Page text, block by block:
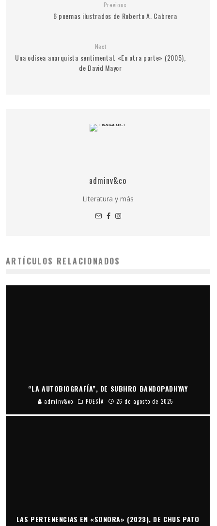
Previous
6 poemas ilustrados de Roberto A. Cabrera
Next
Una odisea anarquista sentimental. «En otra parte» (2005),
de David Mayor
adminv&co
Literatura y más
ARTÍCULOS RELACIONADOS
“LA AUTOBIOGRAFÍA”, DE SUBHRO BANDOPADHYAY
adminv&co POESÍA 26 de agosto de 2025
LAS PERTENENCIAS EN «SONORA» (2023), DE CHUS PATO